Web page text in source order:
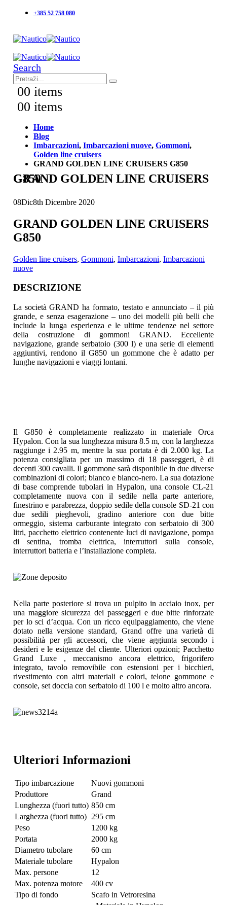
+385 52 758 080
Search
00 items
00 items
Home
Blog
Imbarcazioni, Imbarcazioni nuove, Gommoni,
Golden line cruisers
GRAND GOLDEN LINE CRUISERS G850
GRAND GOLDEN LINE CRUISERS G850
08Dic8th Dicembre 2020
GRAND GOLDEN LINE CRUISERS
G850
Golden line cruisers, Gommoni, Imbarcazioni, Imbarcazioni
nuove
DESCRIZIONE
La società GRAND ha formato, testato e annunciato – il più
grande, e senza esagerazione – uno dei modelli più belli che
include la lunga esperienza e le ultime tendenzenel settore
della costruzione di gommoni GRAND. Eccellente
navigazione, grande serbatoio (300 l) e una serie di elementi
aggiuntivi, rendono il G850 un gommone che è adatto per
lunghe navigazioni e viaggi lontani.
Il G850 è completamente realizzato in materiale Orca
Hypalon. Con la sua lunghezza misura 8.5 m, con la larghezza
raggiunge i 2.95 m, mentre la sua portata è di 2.000 kg. La
potenza consigliata per un massimo di 18 passeggeri, è di
decenti 300 cavalli. Il gommone sarà disponibile in due diverse
combinazioni di colori; bianco e bianco-nero. La sua dotazione
di base comprende tubolari in Hypalon, una console CL-21
completamente nuova con il sedile nella parte anteriore,
finestrino e parabrezza, doppio sedile della console SD-21 con
due sedili pieghevoli, gradino anteriore con due bitte
ormeggio, sistema carburante integrato con serbatoio di 300
litri, pacchetto elettrico contenente luci di navigazione, pompa
di sentina, tromba elettrica, interruttori sulla console,
interruttori batteria e l’installazione completa.
Nella parte posteriore si trova un pulpito in acciaio inox, per
una maggiore sicurezza dei passeggeri e due bitte rinforzate
per lo sci d’acqua. Con un ricco equipaggiamento, che viene
dotato nella versione standard, Grand offre una varietà di
possibilità per gli accessori, che viene aggiunta secondo i
desideri e le esigenze del cliente. Ulteriori opzioni; Pacchetto
Grand Luxe , meccanismo ancora elettrico, frigorifero
integrato, tavolo removibile con estensioni per i bicchieri,
rivestimento con altri materiali e colori, telone gommone e
console, set doccia con serbatoio di 100 l e molto altro ancora.
Ulteriori Informazioni
Tipo imbarcazione
Nuovi gommoni
Produttore
Grand
Lunghezza (fuori tutto) 850 cm
Larghezza (fuori tutto) 295 cm
Peso
1200 kg
Portata
2000 kg
Diametro tubolare
60 cm
Materiale tubolare
Hypalon
Max. persone
12
Max. potenza motore
400 cv
Tipo di fondo
Scafo in Vetroresina